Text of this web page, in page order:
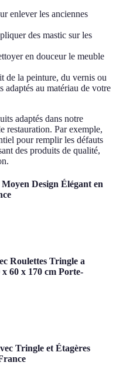
enlever les anciennes
des mastic sur les
en douceur le meuble
de la peinture, du vernis ou
adaptés au matériau de votre
adaptés dans notre
restauration. Par exemple,
pour remplir les défauts
des produits de qualité,
Design Élégant en
Roulettes Tringle a
60 x 170 cm Porte-
Tringle et Étagères